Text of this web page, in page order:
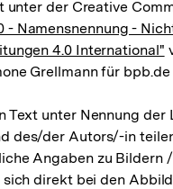
unter der Creative
- Namensnennung -
4.0 International"
Grellmann für bpb.de
Text unter Nennung der
des/der Autors/-in
Angaben zu Bildern
direkt bei den